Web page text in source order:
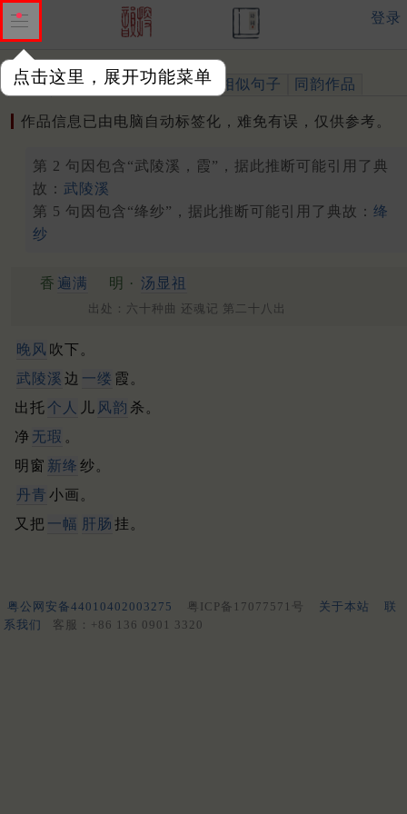
点击这里，展开功能菜单
登录
作品 标注四声 出处、引用 相似句子 同韵作品
作品信息已由电脑自动标签化，难免有误，仅供参考。
第 2 句因包含“武陵溪，霞”，据此推断可能引用了典
故： 武陵溪
第 5 句因包含“绛纱”，据此推断可能引用了典故： 绛
纱
香 遍满 明 · 汤显祖
出处：六十种曲 还魂记 第二十八出
晚风 吹下。
武陵溪 边 一缕 霞。
出托个人 儿 风韵 杀。
净 无瑕 。
明窗 新绛 纱。
丹青 小画。
又把 一幅 肝肠 挂。
粤公网安备44010402003275 粤ICP备17077571号 关于本站
联
系我们
客服：+86 136 0901 3320